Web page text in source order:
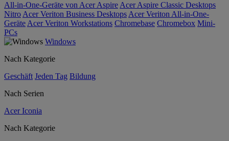
All-in-One-Geräte von Acer Aspire Acer Aspire Classic Desktops
Nitro Acer Veriton Business Desktops Acer Veriton All-in-One-
Geräte Acer Veriton Workstations Chromebase Chromebox Mini-
PCs
Windows
Nach Kategorie
Geschäft Jeden Tag Bildung
Nach Serien
Acer Iconia
Nach Kategorie